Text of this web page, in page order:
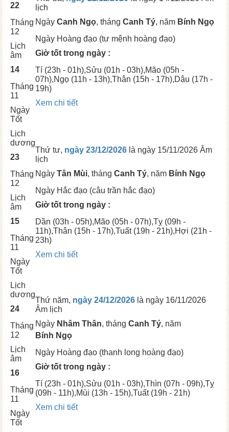
22
Tháng
12
Lịch
âm
14
Tháng
11
Ngày
Tốt
lịch
Ngày Canh Ngọ, tháng Canh Tý, năm Bính Ngọ
Ngày Hoàng đạo (tư mệnh hoàng đạo)
Giờ tốt trong ngày :
Tí (23h - 01h),Sửu (01h - 03h),Mão (05h -
07h),Ngọ (11h - 13h),Thân (15h - 17h),Dậu (17h -
19h)
Xem chi tiết
Lịch
dương
23
Tháng
12
Lịch
âm
15
Tháng
11
Ngày
Tốt
Thứ tư, ngày 23/12/2026 là ngày 15/11/2026 Âm
lịch
Ngày Tân Mùi, tháng Canh Tý, năm Bính Ngọ
Ngày Hắc đạo (câu trần hắc đạo)
Giờ tốt trong ngày :
Dần (03h - 05h),Mão (05h - 07h),Tỵ (09h -
11h),Thân (15h - 17h),Tuất(19h - 21h),Hợi (21h -
23h)
Xem chi tiết
Lịch
dương
24
Tháng
12
Lịch
âm
16
Tháng
11
Ngày
Tốt
Thứ năm, ngày 24/12/2026 là ngày 16/11/2026
Âm lịch
Ngày Nhâm Thân, tháng Canh Tý, năm
Bính Ngọ
Ngày Hoàng đạo (thanh long hoàng đạo)
Giờ tốt trong ngày :
Tí (23h - 01h),Sửu (01h - 03h),Thìn (07h - 09h),Tỵ
(09h - 11h),Mùi (13h - 15h),Tuất(19h - 21h)
Xem chi tiết